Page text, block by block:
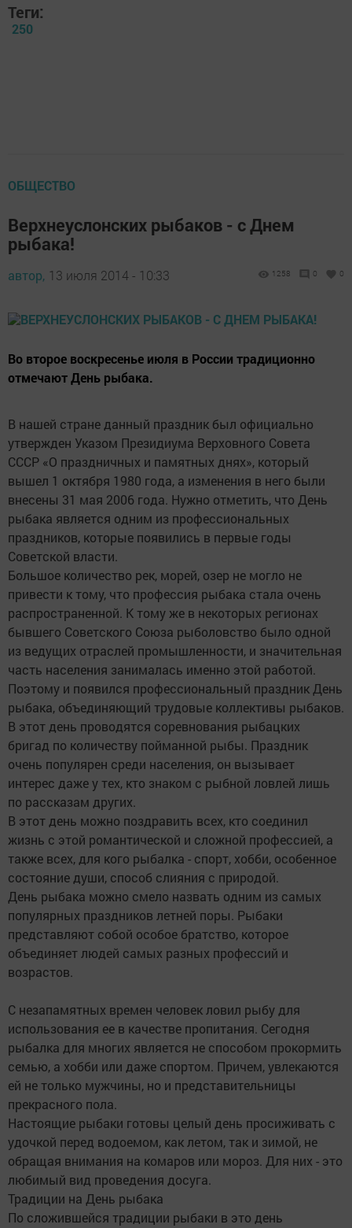
Теги:
250
ОБЩЕСТВО
Верхнеуслонских рыбаков - с Днем
рыбака!
автор, 13 июля 2014 - 10:33 1258 0 0
Во второе воскресенье июля в России традиционно
отмечают День рыбака.
В нашей стране данный праздник был официально
утвержден Указом Президиума Верховного Совета
СССР «О праздничных и памятных днях», который
вышел 1 октября 1980 года, а изменения в него были
внесены 31 мая 2006 года. Нужно отметить, что День
рыбака является одним из профессиональных
праздников, которые появились в первые годы
Советской власти.
Большое количество рек, морей, озер не могло не
привести к тому, что профессия рыбака стала очень
распространенной. К тому же в некоторых регионах
бывшего Советского Союза рыболовство было одной
из ведущих отраслей промышленности, и значительная
часть населения занималась именно этой работой.
Поэтому и появился профессиональный праздник День
рыбака, объединяющий трудовые коллективы рыбаков.
В этот день проводятся соревнования рыбацких
бригад по количеству пойманной рыбы. Праздник
очень популярен среди населения, он вызывает
интерес даже у тех, кто знаком с рыбной ловлей лишь
по рассказам других.
В этот день можно поздравить всех, кто соединил
жизнь с этой романтической и сложной профессией, а
также всех, для кого рыбалка - спорт, хобби, особенное
состояние души, способ слияния с природой.
День рыбака можно смело назвать одним из самых
популярных праздников летней поры. Рыбаки
представляют собой особое братство, которое
объединяет людей самых разных профессий и
возрастов.
С незапамятных времен человек ловил рыбу для
использования ее в качестве пропитания. Сегодня
рыбалка для многих является не способом прокормить
семью, а хобби или даже спортом. Причем, увлекаются
ей не только мужчины, но и представительницы
прекрасного пола.
Настоящие рыбаки готовы целый день просиживать с
удочкой перед водоемом, как летом, так и зимой, не
обращая внимания на комаров или мороз. Для них - это
любимый вид проведения досуга.
Традиции на День рыбака
По сложившейся традиции рыбаки в это день